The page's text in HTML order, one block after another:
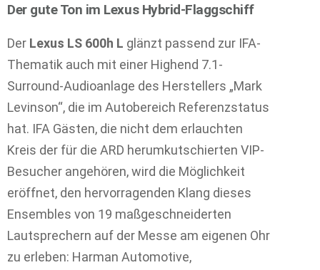
Der gute Ton im Lexus Hybrid-Flaggschiff
Der Lexus LS 600h L glänzt passend zur IFA-
Thematik auch mit einer Highend 7.1-
Surround-Audioanlage des Herstellers „Mark
Levinson“, die im Autobereich Referenzstatus
hat. IFA Gästen, die nicht dem erlauchten
Kreis der für die ARD herumkutschierten VIP-
Besucher angehören, wird die Möglichkeit
eröffnet, den hervorragenden Klang dieses
Ensembles von 19 maßgeschneiderten
Lautsprechern auf der Messe am eigenen Ohr
zu erleben: Harman Automotive,